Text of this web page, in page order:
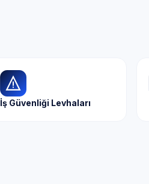
İş Güvenliği Levhaları